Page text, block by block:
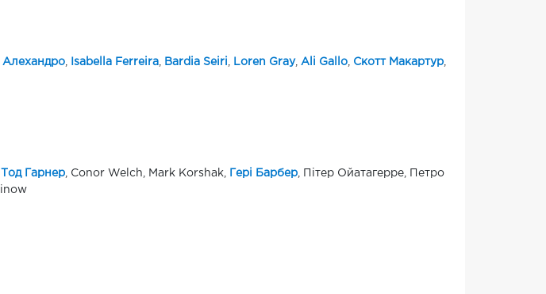
Алехандро, Isabella Ferreira, Bardia Seiri Loren Gray, Ali Gallo, Скотт Макартур,
Тод Гарнер, Conor Welch, Mark Korshak, Гері Барбер, Пітер Ойатагерре, Петро